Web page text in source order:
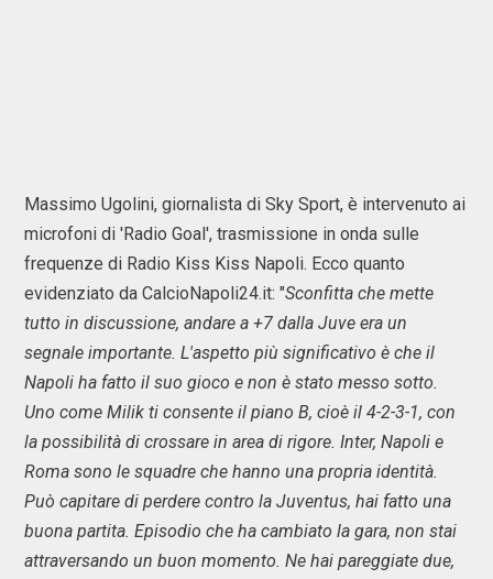
Massimo Ugolini, giornalista di Sky Sport, è intervenuto ai
microfoni di 'Radio Goal', trasmissione in onda sulle
frequenze di Radio Kiss Kiss Napoli. Ecco quanto
evidenziato da CalcioNapoli24.it: "Sconfitta che mette
tutto in discussione, andare a +7 dalla Juve era un
segnale importante. L'aspetto più significativo è che il
Napoli ha fatto il suo gioco e non è stato messo sotto.
Uno come Milik ti consente il piano B, cioè il 4-2-3-1, con
la possibilità di crossare in area di rigore. Inter, Napoli e
Roma sono le squadre che hanno una propria identità.
Può capitare di perdere contro la Juventus, hai fatto una
buona partita. Episodio che ha cambiato la gara, non stai
attraversando un buon momento. Ne hai pareggiate due,